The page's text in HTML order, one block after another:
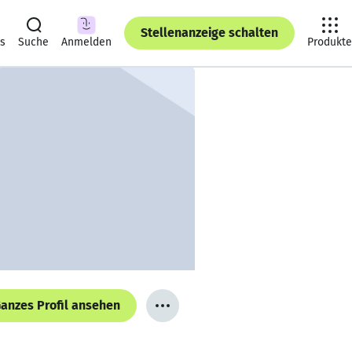
Suche Anmelden
Stellenanzeige schalten
Produkte
Profil ansehen